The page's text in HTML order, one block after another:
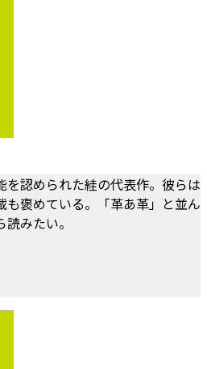
認められた絓の代表作。彼らは
も褒めている。「革あ革」と並ん
みたい。